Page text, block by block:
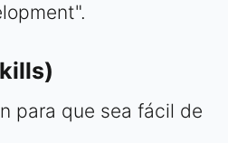
para que sea fácil de